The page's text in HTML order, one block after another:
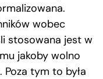
wobec
stosowana jest w
jakoby wolno
tym to była